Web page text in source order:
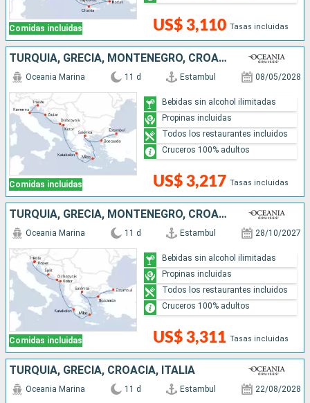
Comidas incluidas US$ 3,110 Tasas incluidas
TURQUÍA, GRECIA, MONTENEGRO, CROACIA, ITALIA
Comidas incluidas
Oceania Marina 11 d Estambul 08/05/2028
US$ 3,217 Tasas incluidas
Bebidas sin alcohol ilimitadas
Propinas incluidas
Todos los restaurantes incluidos
Cruceros 100% adultos
TURQUÍA, GRECIA, MONTENEGRO, CROACIA, ESLOVENIA, ITALIA
Comidas incluidas
Oceania Marina 11 d Estambul 28/10/2027
US$ 3,311 Tasas incluidas
Bebidas sin alcohol ilimitadas
Propinas incluidas
Todos los restaurantes incluidos
Cruceros 100% adultos
TURQUÍA, GRECIA, CROACIA, ITALIA
Oceania Marina 11 d Estambul 22/08/2028